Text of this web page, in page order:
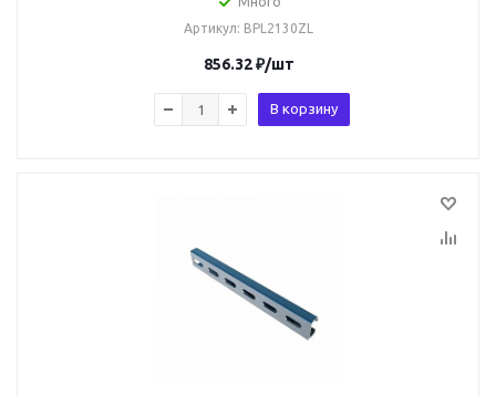
Артикул: BPL2130ZL
856.32₽/шт
В корзину